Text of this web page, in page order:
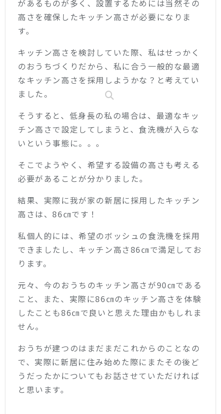
があるものが多く、設置するためには当然その
高さを確保したキッチン高さが必要になりま
す。
キッチン高さを検討していた際、私はせっかく
のおうちづくりだから、私に合う一般的な最適
なキッチン高さを採用しようかな？と考えてい
ました。
そうすると、低身長の私の場合は、最適なキッ
チン高さで設定してしまうと、食洗機が入らな
いという事態に。。。
そこでようやく、希望する設備の高さも考える
必要があることが分かりました。
結果、実際に我が家の新居に採用したキッチン
高さは、86㎝です！
私個人的には、希望のボッシュの食洗機を採用
できましたし、キッチン高さ86㎝で満足してお
ります。
元々、今のおうちのキッチン高さが90㎝である
こと、また、実際に86㎝のキッチン高さを体験
したことも86㎝で良いと思えた理由かもしれま
せん。
おうちが建つのはまだまだこれからのことなの
で、実際に新居に住み始めた際にまたその後ど
うだったかについてもお話させていただければ
と思います。